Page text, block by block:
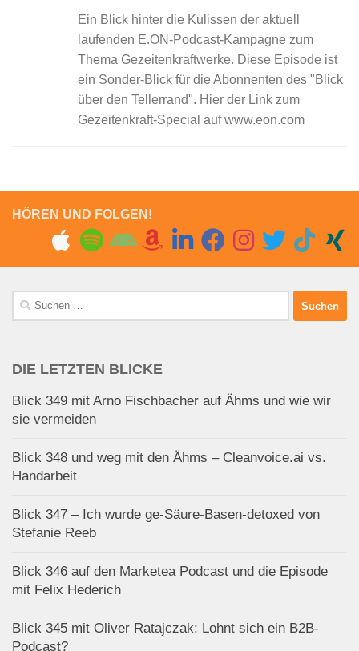
Ein Blick hinter die Kulissen der aktuell
laufenden E.ON-Podcast-Kampagne zum
Thema Gezeitenkraftwerke. Diese Episode ist
ein Sonder-Blick für die Abonnenten des "Blick
über den Tellerrand". Hier der Link zum
Gezeitenkraft-Special auf www.eon.com
HÖREN UND FOLGEN!
Suchen
nach:
DIE LETZTEN BLICKE
Blick 349 mit Arno Fischbacher auf Ähms und wie wir
sie vermeiden
Blick 348 und weg mit den Ähms – Cleanvoice.ai vs.
Handarbeit
Blick 347 – Ich wurde ge-Säure-Basen-detoxed von
Stefanie Reeb
Blick 346 auf den Marketea Podcast und die Episode
mit Felix Hederich
Blick 345 mit Oliver Ratajczak: Lohnt sich ein B2B-
Podcast?